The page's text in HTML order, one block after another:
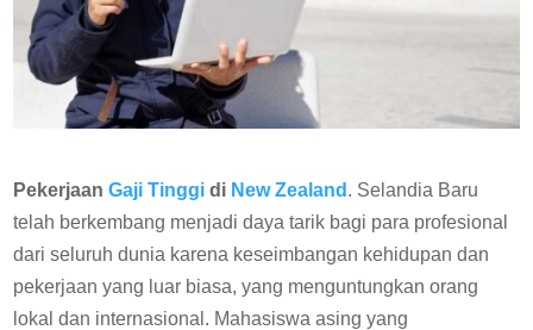
PekerjaanGaji Tinggi di New Zealand . Selandia Baru
telah berkembang menjadi daya tarik bagi para profesional
dari seluruh dunia karena keseimbangan kehidupan dan
pekerjaan yang luar biasa, yang menguntungkan orang
lokal dan internasional. Mahasiswa asing yang